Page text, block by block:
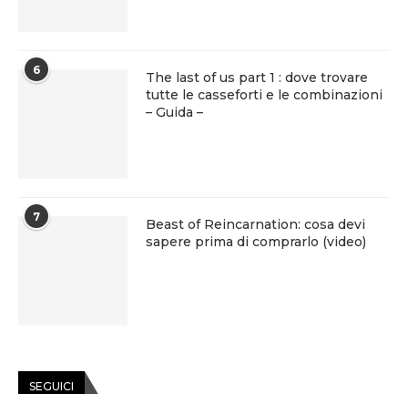
6
The last of us part 1 : dove trovare
tutte le casseforti e le combinazioni
– Guida –
7
Beast of Reincarnation: cosa devi
sapere prima di comprarlo (video)
SEGUICI